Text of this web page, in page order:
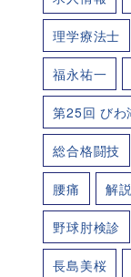
理学療法士
福永祐一
第25回 びわ
総合格闘技
腰痛 解説
野球肘検診
長島美桜